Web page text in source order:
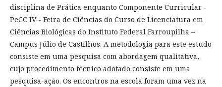
disciplina de Prática enquanto Componente Curricular -
PeCC IV - Feira de Ciências do Curso de Licenciatura em
Ciências Biológicas do Instituto Federal Farroupilha –
Campus Júlio de Castilhos. A metodologia para este estudo
consiste em uma pesquisa com abordagem qualitativa,
cujo procedimento técnico adotado consiste em uma
pesquisa-ação. Os encontros na escola foram uma vez na